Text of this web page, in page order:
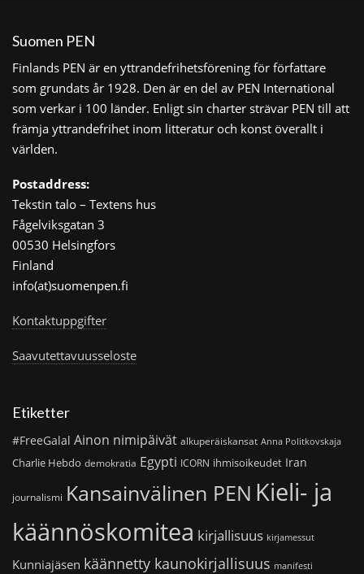
Suomen PEN
Finlands PEN är en yttrandefrihetsförening för författare
som grundats år 1928. Den är en del av PEN International
som verkar i 100 länder. Enligt sin charter strävar PEN till att
främja yttrandefrihet inom litteratur och konst överallt i
världen.
Postaddress:
Tekstin talo – Textens hus
Fågelviksgatan 3
00530 Helsingfors
Finland
info(at)suomenpen.fi
Kontaktuppgifter
Saavutettavuusseloste
Etiketter
#FreeGalal Ainon nimipäivät alkuperäiskansat Anna Politkovskaja
Charlie Hebdo demokratia Egypti ICORN ihmisoikeudet Iran
journalismi Kansainvälinen PEN Kieli- ja
käännöskomitea kirjallisuus kirjamessut
Kunniajäsen käännetty kaunokirjallisuus manifesti